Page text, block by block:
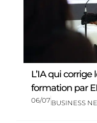
L’IA qui corrige
formation par
06/07BUSINESS